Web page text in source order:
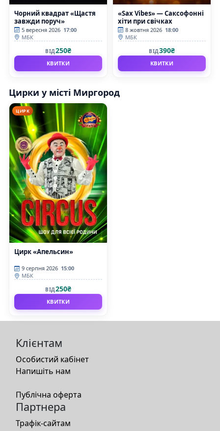
Чорний квадрат «Щастя
завжди поруч»
5 вересня 2026 17:00
МБК
ВІД250₴
КВИТКИ
«Sax Vibes» — Саксофонні
хіти при свічках
8 жовтня 2026 18:00
МБК
ВІД390₴
КВИТКИ
Цирки у місті Миргород
ЦИРК
Цирк «Апельсин»
9 серпня 2026 15:00
МБК
ВІД250₴
КВИТКИ
Клієнтам
Особистий кабінет
Напишіть нам
Публічна оферта
Партнера
Трафік-сайтам